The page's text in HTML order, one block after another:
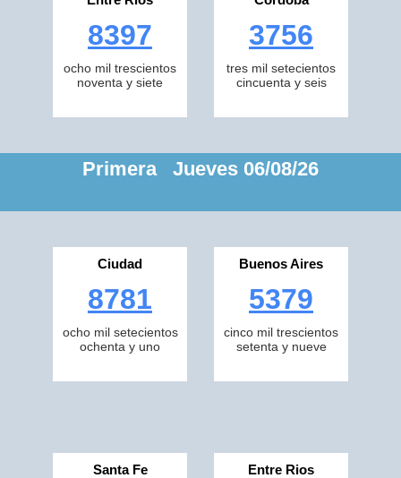
8397
ocho mil trescientos
noventa y siete
3756
tres mil setecientos
cincuenta y seis
Primera Jueves 06/08/26
Ciudad
8781
ocho mil setecientos
ochenta y uno
Buenos Aires
5379
cinco mil trescientos
setenta y nueve
Santa Fe Entre Rios